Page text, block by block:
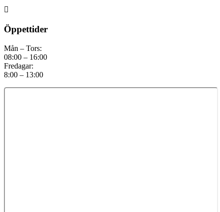

Öppettider
Mån – Tors:
08:00 – 16:00
Fredagar:
8:00 – 13:00